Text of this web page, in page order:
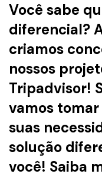
Você sabe
diferencial?
criamos
nossos
Tripadvisor!
vamos
suas
solução
você! Saiba